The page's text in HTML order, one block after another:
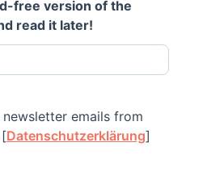
free version of the
read it later!
emails from
[Datenschutzerklärung]